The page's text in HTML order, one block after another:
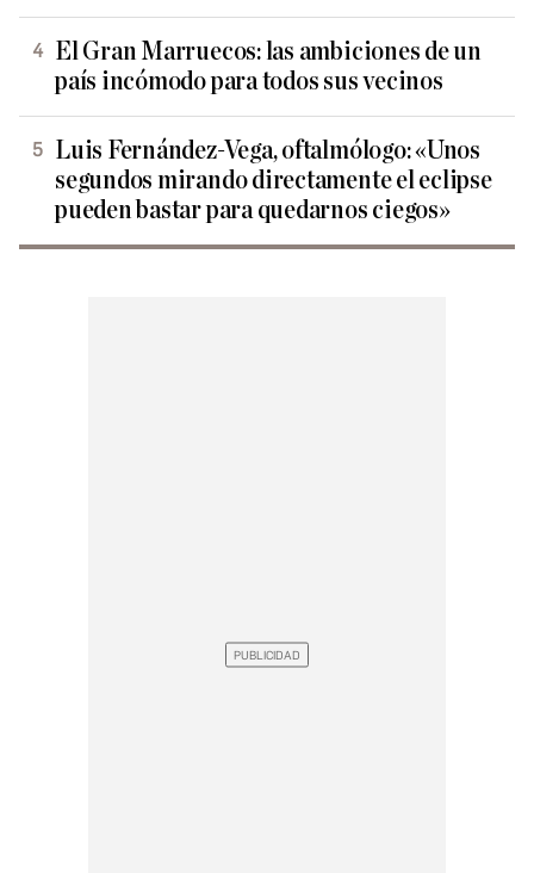
El Gran Marruecos: las ambiciones de un
país incómodo para todos sus vecinos
Luis Fernández-Vega, oftalmólogo: «Unos
segundos mirando directamente el eclipse
pueden bastar para quedarnos ciegos»